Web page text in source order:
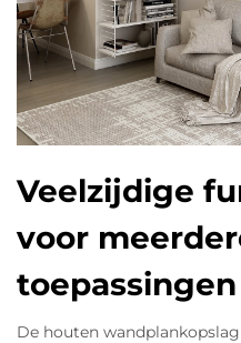
Veelzijdige
voor
toepassingen
De houten